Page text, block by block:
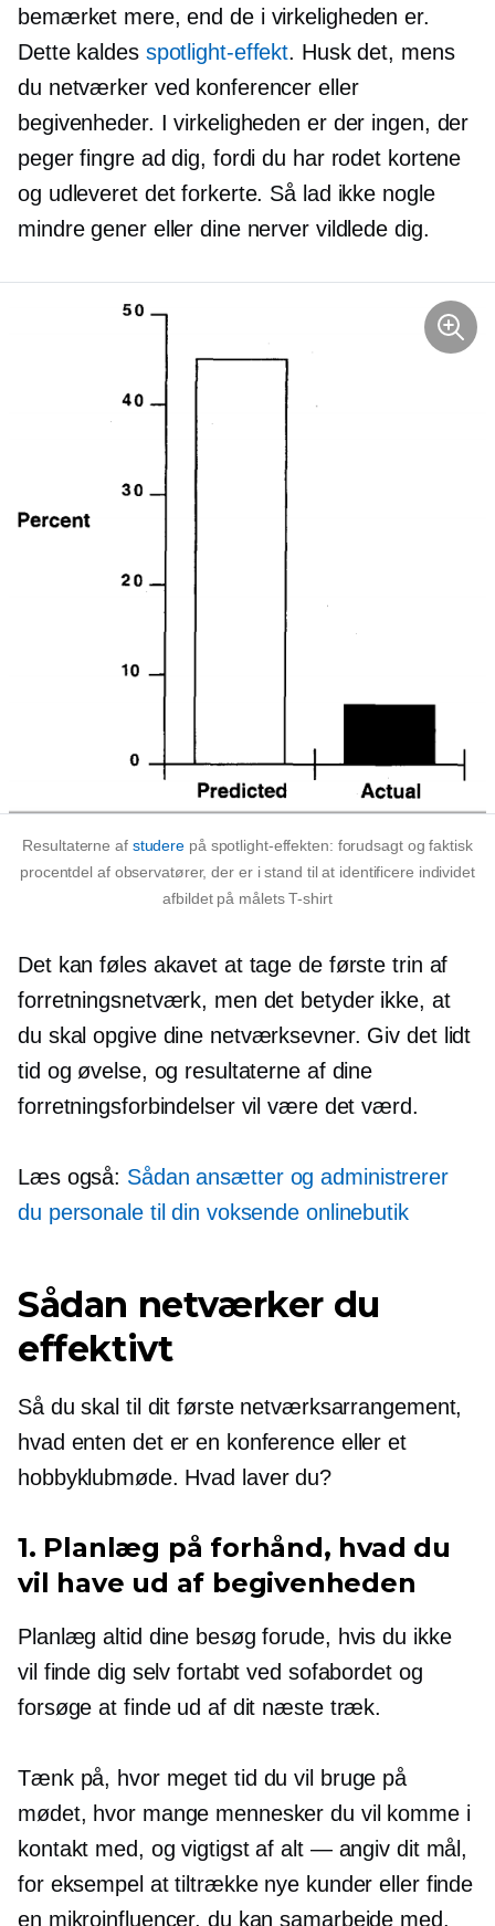
bemærket mere, end de i virkeligheden er.
Dette kaldes spotlight-effekt. Husk det, mens
du netværker ved konferencer eller
begivenheder. I virkeligheden er der ingen, der
peger fingre ad dig, fordi du har rodet kortene
og udleveret det forkerte. Så lad ikke nogle
mindre gener eller dine nerver vildlede dig.
Resultaterne af studere på spotlight-effekten: forudsagt og faktisk
procentdel af observatører, der er i stand til at identificere individet
afbildet på måletsT-shirt
Det kan føles akavet at tage de første trin af
forretningsnetværk, men det betyder ikke, at
du skal opgive dine netværksevner. Giv det lidt
tid og øvelse, og resultaterne af dine
forretningsforbindelser vil være det værd.
Læs også: Sådan ansætter og administrerer
du personale til din voksende onlinebutik
Sådan netværker du
effektivt
Så du skal til dit første netværksarrangement,
hvad enten det er en konference eller et
hobbyklubmøde. Hvad laver du?
1. Planlæg på forhånd, hvad du
vil have ud af begivenheden
Planlæg altid dine besøg forude, hvis du ikke
vil finde dig selv fortabt ved sofabordet og
forsøge at finde ud af dit næste træk.
Tænk på, hvor meget tid du vil bruge på
mødet, hvor mange mennesker du vil komme i
kontakt med, og vigtigst af alt — angiv dit mål,
for eksempel at tiltrække nye kunder eller finde
en mikroinfluencer, du kan samarbejde med.